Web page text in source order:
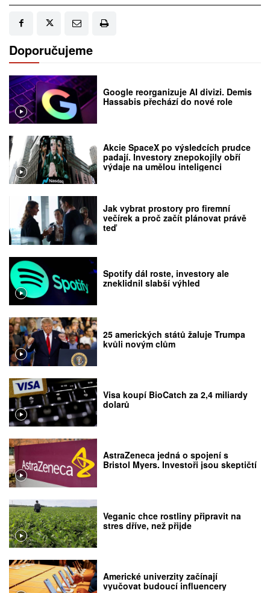
Doporučujeme
Google reorganizuje AI divizi. Demis
Hassabis přechází do nové role
Akcie SpaceX po výsledcích prudce
padají. Investory znepokojily obří
výdaje na umělou inteligenci
Jak vybrat prostory pro firemní
večírek a proč začít plánovat právě
teď
Spotify dál roste, investory ale
zneklidnil slabší výhled
25 amerických států žaluje Trumpa
kvůli novým clům
Visa koupí BioCatch za 2,4 miliardy
dolarů
AstraZeneca jedná o spojení s
Bristol Myers. Investoři jsou skeptičtí
Veganic chce rostliny připravit na
stres dříve, než přijde
Americké univerzity začínají
vyučovat budoucí influencery